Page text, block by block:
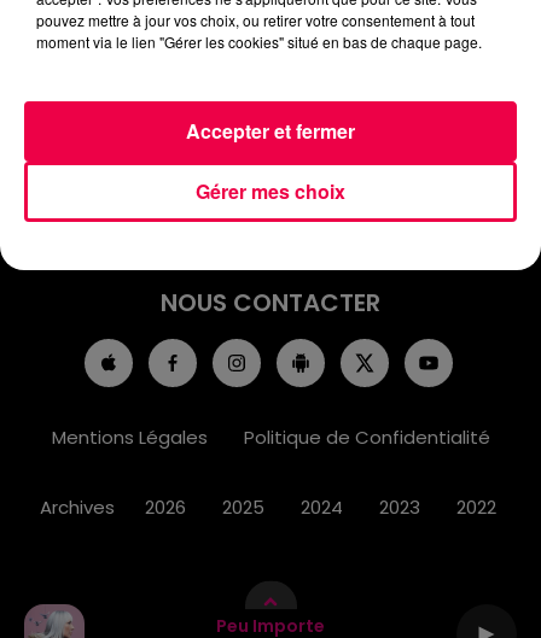
Peu Importe
INFOS
EMISSIONS
JEUX
PODCASTS
NOUS CONTACTER
Mentions Légales Politique de Confidentialité
Archives 2026 2025 2024 2023 2022
pouvez mettre à jour vos choix, ou retirer votre consentement à tout
moment via le lien "Gérer les cookies" situé en bas de chaque page.
Gérer mes choix
Accepter et fermer